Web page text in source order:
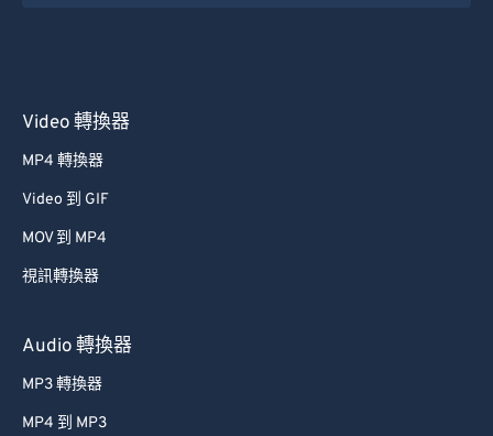
Video 轉換器
MP4 轉換器
Video 到 GIF
MOV 到 MP4
視訊轉換器
Audio 轉換器
MP3 轉換器
MP4 到 MP3